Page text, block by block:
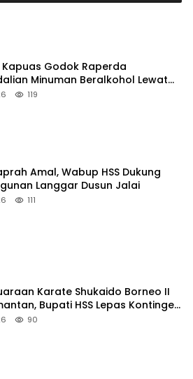
Kapuas Godok Raperda
Minuman Beralkohol Lewat
119
Amal, Wabup HSS Dukung
Langgar Dusun Jalai
111
Karate Shukaido Borneo II
Bupati HSS Lepas Kontingen
90